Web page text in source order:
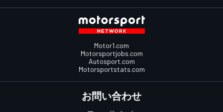
Motor1.com
Motorsportjobs.com
Autosport.com
Motorsportstats.com
お問い合わせ